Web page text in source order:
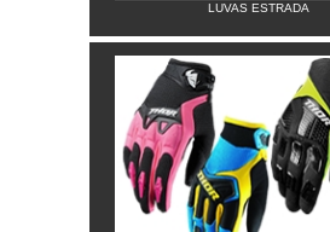
LUVAS ESTRADA